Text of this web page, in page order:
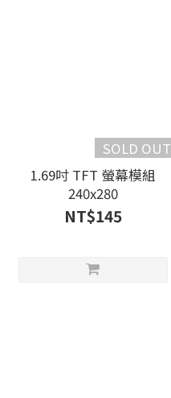
SOLD OUT
1.69吋 TFT 螢幕模組
240x280
NT$145